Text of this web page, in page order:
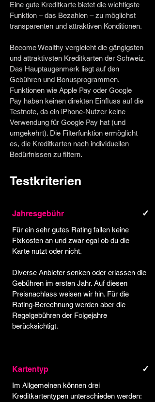
Eine gute Kreditkarte bietet die wichtigste
Funktion – das Bezahlen – zu möglichst
transparenten und attraktiven Konditionen.
Become Wealthy vergleicht die gängigsten
und attraktivsten Kreditkarten der Schweiz.
Das Hauptaugenmerk liegt auf den
Gebühren und Bonusprogrammen.
Funktionen wie Apple Pay oder Google
Pay haben keinen direkten Einfluss auf die
Testnote, da ein iPhone-Nutzer keine
Verwendung für Google Pay hat (und
umgekehrt). Die Filterfunktion ermöglicht
es, die Kreditkarten nach individuellen
Bedürfnissen zu filtern.
Testkriterien
Jahresgebühr ✓
Für ein sehr gutes Rating fallen keine
Fixkosten an und zwar egal ob du die
Karte nutzt oder nicht.
Diverse Anbieter senken oder erlassen die
Gebühren im ersten Jahr. Auf diesen
Preisnachlass weisen wir hin. Für die
Rating-Berechnung werden aber die
Regelgebühren der Folgejahre
berücksichtigt.
Kartentyp ✓
Im Allgemeinen können drei
Kreditkartentypen unterschieden werden: